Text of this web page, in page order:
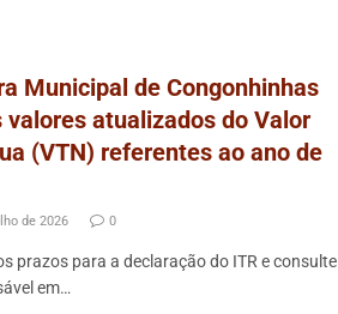
Municipal de Congonhinhas
valores atualizados do Valor
(VTN) referentes ao ano de
de 2026 0
prazos para a declaração do ITR e consulte
em…